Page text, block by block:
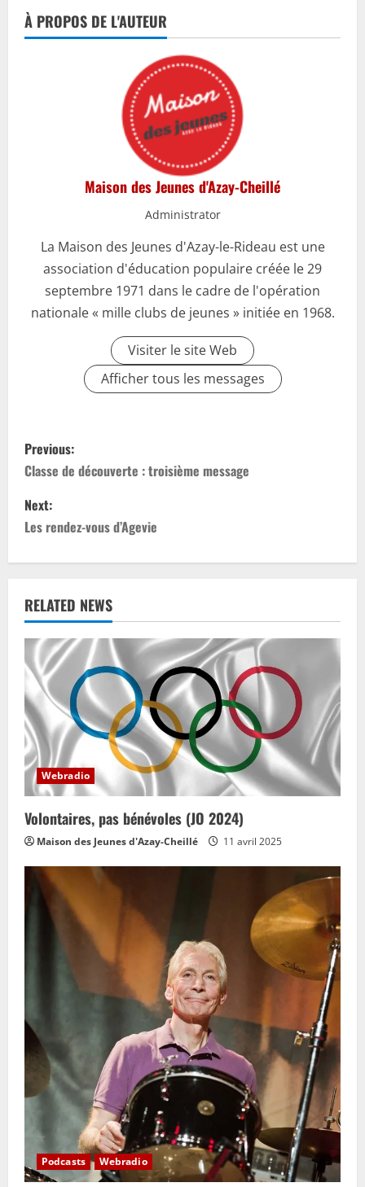
À PROPOS DE L'AUTEUR
Maison des Jeunes d'Azay-Cheillé
Administrator
La Maison des Jeunes d'Azay-le-Rideau est une
association d'éducation populaire créée le 29
septembre 1971 dans le cadre de l'opération
nationale « mille clubs de jeunes » initiée en 1968.
Visiter le site Web
Afficher tous les messages
P
o
s
t
a
v
i
g
a
t
i
o
Previous:
Classe de découverte : troisième message
Next:
Les rendez-vous d’Agevie
RELATED NEWS
Webradio
Volontaires, pas bénévoles (JO 2024)
Maison des Jeunes d'Azay-Cheillé 11 avril 2025
Podcasts Webradio